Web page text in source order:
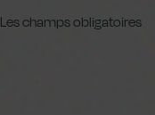
Les champs obligatoires